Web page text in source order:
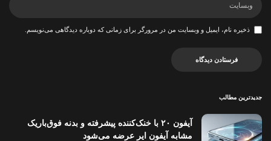
ذخیره نام، ایمیل و وبسایت من در مرورگر برای زمانی که دوباره دیدگاهی می‌نویسم.
جدیدترین مطالب
آیفون ۲۰ با خنک‌کننده پیشرفته و بدنه فوق‌باریک
مشابه آیفون ایر عرضه می‌شود